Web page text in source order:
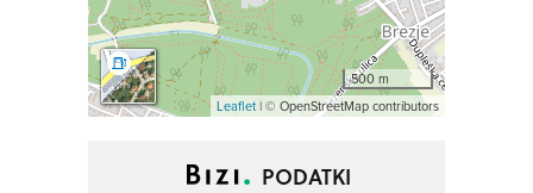
500 m
Leaflet| © OpenStreetMap contributors
PODATKI